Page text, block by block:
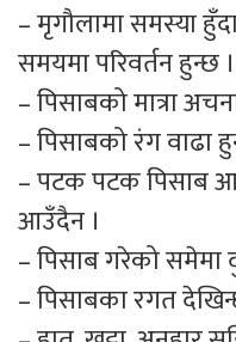
– मृगौलामा समस्या
समयमा परिवर्तन हुन्छ ।
– पिसाबको मात्रा
– पिसाबको रंग वाढा
– पटक पटक पिसाब
आउँदैन ।
– पिसाब गरेको समेमा
– पिसाबका रगत